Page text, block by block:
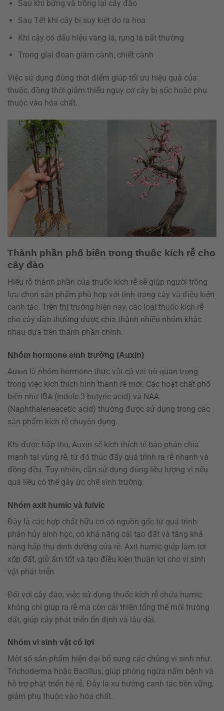
Sau khi bứng và trồng lại cây đào
Sau Tết khi cây bị suy kiệt do ra hoa
Khi cây có dấu hiệu vàng lá, rụng lá bất thường
Trong giai đoạn giâm cành, chiết cành
Việc sử dụng đúng thời điểm giúp tối ưu hiệu quả của
thuốc, đồng thời giảm thiểu nguy cơ cây bị sốc hoặc phụ
thuộc vào hóa chất.
Thành phần phổ biến trong thuốc kích rễ cho
cây đào
Hiểu rõ thành phần của thuốc kích rễ sẽ giúp người trồng
lựa chọn sản phẩm phù hợp với tình trạng cây và điều kiện
canh tác. Trên thị trường hiện nay, các loại thuốc kích rễ
cho cây đào thường được chia thành nhiều nhóm khác
nhau dựa trên thành phần chính.
Nhóm hormone sinh trưởng (Auxin)
Auxin là nhóm hormone thực vật có vai trò quan trọng
trong việc kích thích hình thành rễ mới. Các hoạt chất phổ
biến như IBA (Indole-3-butyric acid) và NAA
(Naphthaleneacetic acid) thường được sử dụng trong các
sản phẩm kích rễ chuyên dụng.
Khi được hấp thu, Auxin sẽ kích thích tế bào phân chia
mạnh tại vùng rễ, từ đó thúc đẩy quá trình ra rễ nhanh và
đồng đều. Tuy nhiên, cần sử dụng đúng liều lượng vì nếu
quá liều có thể gây ức chế sinh trưởng.
Nhóm axit humic và fulvic
Đây là các hợp chất hữu cơ có nguồn gốc từ quá trình
phân hủy sinh học, có khả năng cải tạo đất và tăng khả
năng hấp thu dinh dưỡng của rễ. Axit humic giúp làm tơi
xốp đất, giữ ẩm tốt và tạo điều kiện thuận lợi cho vi sinh
vật phát triển.
Đối với cây đào, việc sử dụng thuốc kích rễ chứa humic
không chỉ giúp ra rễ mà còn cải thiện tổng thể môi trường
đất, giúp cây phát triển ổn định và lâu dài.
Nhóm vi sinh vật có lợi
Một số sản phẩm hiện đại bổ sung các chủng vi sinh như
Trichoderma hoặc Bacillus, giúp phòng ngừa nấm bệnh và
hỗ trợ phát triển hệ rễ. Đây là xu hướng canh tác bền vững,
giảm phụ thuộc vào hóa chất.